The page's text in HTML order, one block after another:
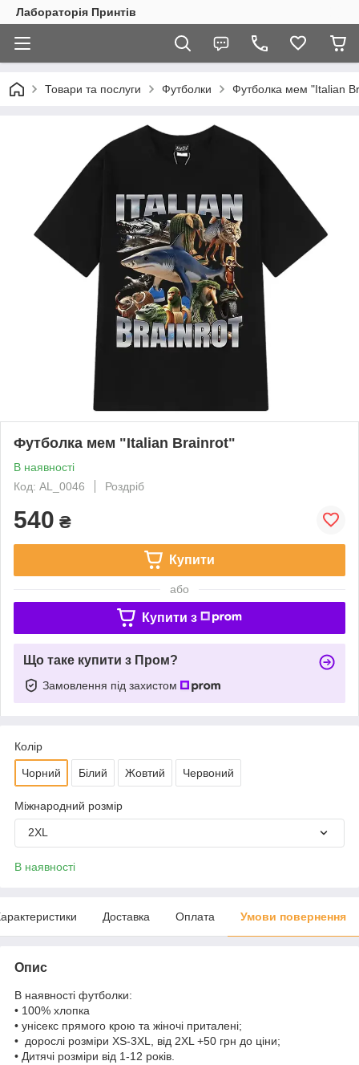
Лабораторія Принтів
Товари та послуги Футболки Футболка мем "Italian
Футболка мем "Italian Brainrot"
В наявності
Код: AL_0046
Роздріб
540 ₴
Купити
або
Купити з
Що таке купити з Пром?
Замовлення під захистом
Колір
Чорний Білий Жовтий Червоний
Міжнародний розмір
2XL
В наявності
Доставка Оплата Умови повернення
Опис
В наявності футболки:
• 100% хлопка
• унісекс прямого крою та жіночі приталені;
• дорослі розміри XS-3XL, від 2XL +50 грн до ціни;
• Дитячі розміри від 1-12 років.